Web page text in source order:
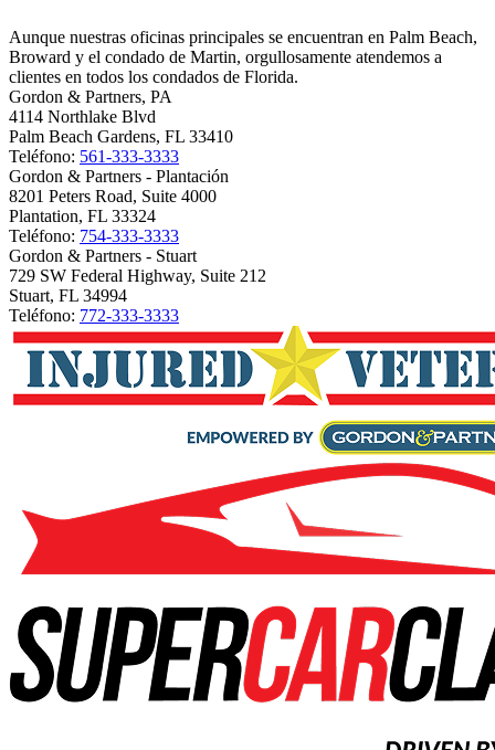
Aunque nuestras oficinas principales se encuentran en Palm Beach,
Broward y el condado de Martin, orgullosamente atendemos a
clientes en todos los condados de Florida.
Gordon & Partners, PA
4114 Northlake Blvd
Palm Beach Gardens, FL 33410
Teléfono: 561-333-3333
Gordon & Partners - Plantación
8201 Peters Road, Suite 4000
Plantation, FL 33324
Teléfono: 754-333-3333
Gordon & Partners - Stuart
729 SW Federal Highway, Suite 212
Stuart, FL 34994
Teléfono: 772-333-3333